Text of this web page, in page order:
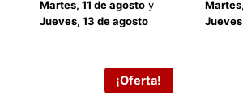
original
11.95€.
actual
9.56€.
Martes, 11 de agostoy
Jueves, 13 de agosto
¡Oferta!